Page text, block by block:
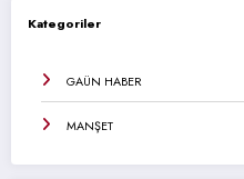
Kategoriler
GAÜN HABER
MANŞET